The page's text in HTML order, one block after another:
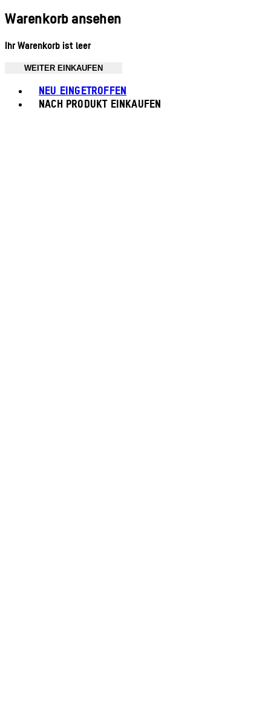
Warenkorb ansehen
Ihr Warenkorb ist leer
WEITER EINKAUFEN
NEU EINGETROFFEN
NACH PRODUKT EINKAUFEN